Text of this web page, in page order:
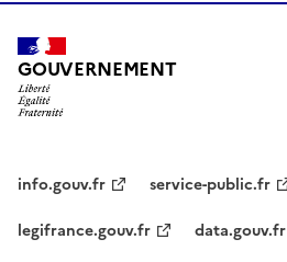
GOUVERNEMENT
info.gouv.fr
service-public.fr
legifrance.gouv.fr
data.gouv.fr